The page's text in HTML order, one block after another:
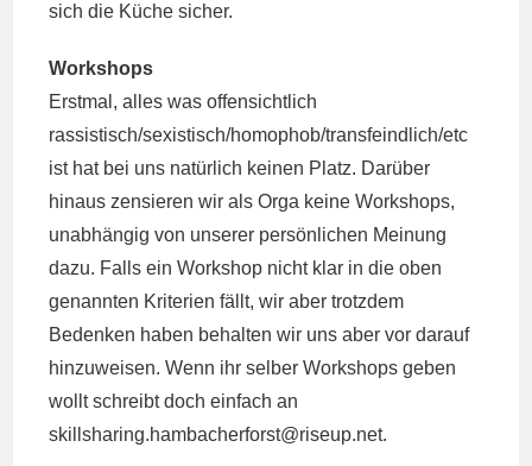
sich die Küche sicher.
Workshops
Erstmal, alles was offensichtlich
rassistisch/sexistisch/homophob/transfeindlich/etc
ist hat bei uns natürlich keinen Platz. Darüber
hinaus zensieren wir als Orga keine Workshops,
unabhängig von unserer persönlichen Meinung
dazu. Falls ein Workshop nicht klar in die oben
genannten Kriterien fällt, wir aber trotzdem
Bedenken haben behalten wir uns aber vor darauf
hinzuweisen. Wenn ihr selber Workshops geben
wollt schreibt doch einfach an
skillsharing.hambacherforst@riseup.net.